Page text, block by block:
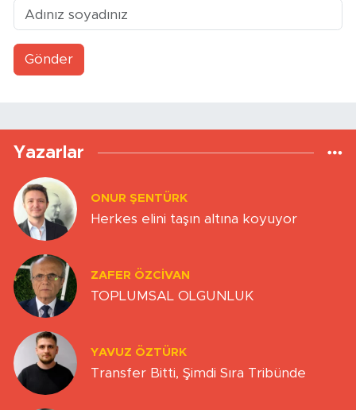
Gönder
Yazarlar
ONUR ŞENTÜRK
Herkes elini taşın altına koyuyor
ZAFER ÖZCIVAN
TOPLUMSAL OLGUNLUK
YAVUZ ÖZTÜRK
Transfer Bitti, Şimdi Sıra Tribünde